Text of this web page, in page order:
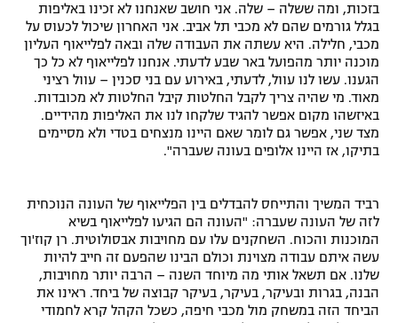
בזכות, ומה ששלה – שלה. אני חושב שאנחנו לא זכינו באליפות
בגלל גורמים שהם לא מכבי תל אביב. אני האחרון שיכול לכעוס על
מכבי, חלילה. היא עשתה את העבודה שלה ובאה לפלייאוף העליון
מוכנה יותר מהפועל באר שבע לדעתי. אנחנו לפלייאוף לא כל כך
הגענו. עשו לנו עוול, לדעתי, באירוע עם בני סכנין – עוול רציני
מאוד. מי שהיה צריך לקבל החלטות קיבל החלטות לא מכובדות.
באיזשהו מקום אפשר להגיד שלקחו לנו את האליפות מהידיים.
מצד שני, אפשר גם לומר שאם היינו מנצחים בטדי ולא מסיימים
בתיקו, אז היינו אלופים בעונה שעברה".
רביד המשיך והתייחס להבדלים בין הפלייאוף של העונה הנוכחית
לזה של העונה שעברה: "העונה הם הגיעו לפלייאוף בשיא
המוכנות והכוח. השחקנים עלו עם מחויבות אבסולוטית. רן קוז'וך
עשה איתם עבודה מצוינת וכולם הבינו שהפעם זה חייב להיות
שלנו. אם תשאל אותי מה מיוחד השנה – הרבה יותר מחויבות,
הבנה, בגרות ובעיקר, בעיקר, בעיקר קבוצה של ביחד. ראינו את
הביחד הזה במשחק מול מכבי חיפה, כשכל הקהל קרא לחמודי